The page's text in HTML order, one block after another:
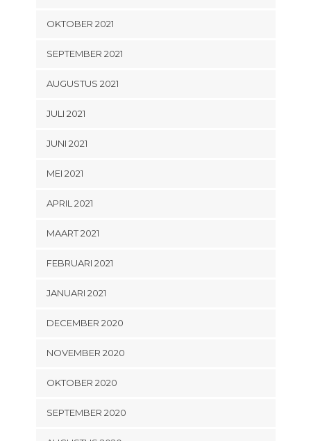
OKTOBER 2021
SEPTEMBER 2021
AUGUSTUS 2021
JULI 2021
JUNI 2021
MEI 2021
APRIL 2021
MAART 2021
FEBRUARI 2021
JANUARI 2021
DECEMBER 2020
NOVEMBER 2020
OKTOBER 2020
SEPTEMBER 2020